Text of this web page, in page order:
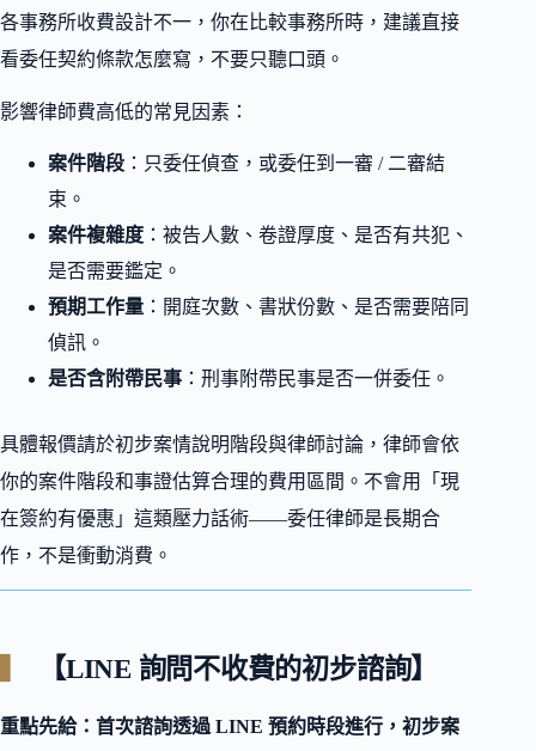
各事務所收費設計不一，你在比較事務所時，建議直接
看委任契約條款怎麼寫，不要只聽口頭。
影響律師費高低的常見因素：
案件階段 ：只委任偵查，或委任到一審 / 二審結
束。
案件複雜度 ：被告人數、卷證厚度、是否有共犯、
是否需要鑑定。
預期工作量 ：開庭次數、書狀份數、是否需要陪同
偵訊。
是否含附帶民事 ：刑事附帶民事是否一併委任。
具體報價請於初步案情說明階段與律師討論，律師會依
你的案件階段和事證估算合理的費用區間。不會用「現
在簽約有優惠」這類壓力話術——委任律師是長期合
作，不是衝動消費。
【LINE 詢問不收費的初步諮詢】
重點先給：首次諮詢透過 LINE 預約時段進行，初步案